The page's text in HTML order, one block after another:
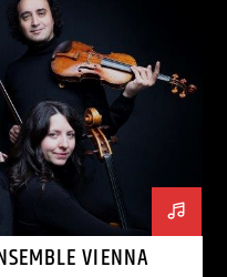
VIENNA